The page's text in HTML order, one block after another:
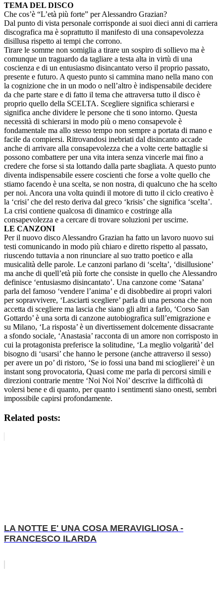
TEMA DEL DISCO
Che cos’è “L’età più forte” per Alessandro Grazian?
Dal punto di vista personale corrisponde ai suoi dieci anni di carriera
discografica ma è soprattutto il manifesto di una consapevolezza
disillusa rispetto ai tempi che corrono.
Tirare le somme non somiglia a tirare un sospiro di sollievo ma è
comunque un traguardo da tagliare a testa alta in virtù di una
coscienza e di un entusiasmo disincantato verso il proprio passato,
presente e futuro. A questo punto si cammina mano nella mano con
la cognizione che in un modo o nell’altro è indispensabile decidere
da che parte stare e di fatto il tema che attraversa tutto il disco è
proprio quello della SCELTA. Scegliere significa schierarsi e
significa anche dividere le persone che ti sono intorno. Questa
necessità di schierarsi in modo più o meno consapevole è
fondamentale ma allo stesso tempo non sempre a portata di mano e
facile da compiersi. Ritrovandosi inebriati dal disincanto accade
anche di arrivare alla consapevolezza che a volte certe battaglie si
possono combattere per una vita intera senza vincerle mai fino a
credere che forse si sta lottando dalla parte sbagliata. A questo punto
diventa indispensabile essere coscienti che forse a volte quello che
stiamo facendo è una scelta, se non nostra, di qualcuno che ha scelto
per noi. Ancora una volta quindi il motore di tutto il ciclo creativo è
la ‘crisi’ che del resto deriva dal greco ‘krisis’ che significa ‘scelta’.
La crisi contiene qualcosa di dinamico e costringe alla
consapevolezza e a cercare di trovare soluzioni per uscirne.
LE CANZONI
Per il nuovo disco Alessandro Grazian ha fatto un lavoro nuovo sui
testi comunicando in modo più chiaro e diretto rispetto al passato,
riuscendo tuttavia a non rinunciare al suo tratto poetico e alla
musicalità delle parole. Le canzoni parlano di ‘scelta’, ‘disillusione’
ma anche di quell’età più forte che consiste in quello che Alessandro
definisce ‘entusiasmo disincantato’. Una canzone come ‘Satana’
parla del famoso ‘vendere l’anima’ e di disobbedire ai propri valori
per sopravvivere, ‘Lasciarti scegliere’ parla di una persona che non
accetta di scegliere ma lascia che siano gli altri a farlo, ‘Corso San
Gottardo’ è una sorta di canzone autobiografica sull’emigrazione e
su Milano, ‘La risposta’ è un divertissement dolcemente dissacrante
a sfondo sociale, ‘Anastasia’ racconta di un amore non corrisposto in
cui la protagonista preferisce la solitudine, ‘La meglio volgarità’ del
bisogno di ‘usarsi’ che hanno le persone (anche attraverso il sesso)
per avere un po’ di ristoro, ‘Se io fossi una band mi scioglierei’ è un
instant song provocatoria, Quasi come me parla di percorsi simili e
direzioni contrarie mentre ‘Noi Noi Noi’ descrive la difficoltà di
volersi bene e di quanto, per quanto i sentimenti siano onesti, sembri
impossibile capirsi profondamente.
Related posts:
LA NOTTE E' UNA COSA MERAVIGLIOSA -
FRANCESCO ILARDA